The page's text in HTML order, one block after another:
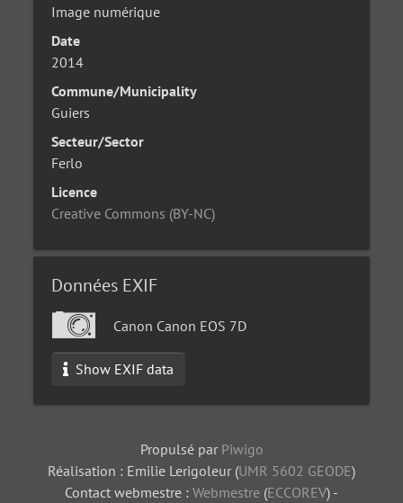
Image numérique
Date
2014
Commune/Municipality
Guiers
Secteur/Sector
Ferlo
Licence
Creative Commons (BY-NC)
Données EXIF
Canon Canon EOS 7D
Show EXIF data
Propulsé par Piwigo
Réalisation : Emilie Lerigoleur (UMR 5602 GEODE)
Contact webmestre : Webmestre (ECCOREV) -